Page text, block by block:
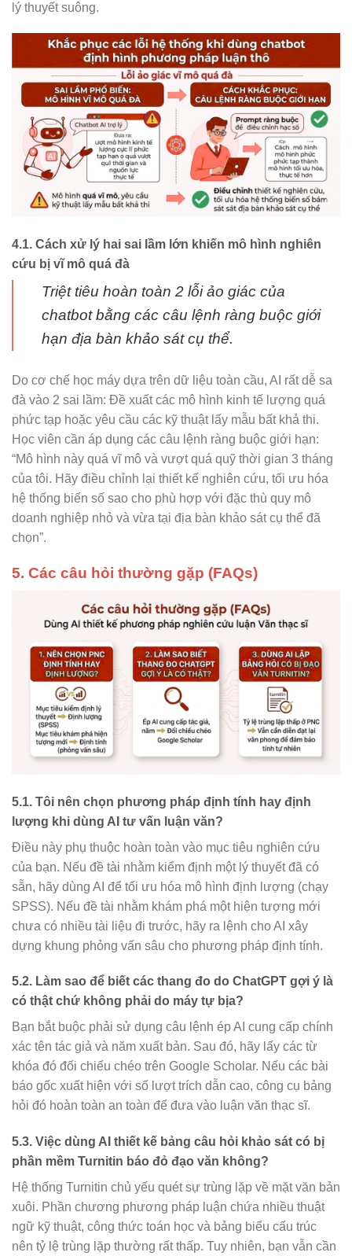
lý thuyết suông.
4.1. Cách xử lý hai sai lầm lớn khiến mô hình nghiên
cứu bị vĩ mô quá đà
Triệt tiêu hoàn toàn 2 lỗi ảo giác của
chatbot bằng các câu lệnh ràng buộc giới
hạn địa bàn khảo sát cụ thể.
Do cơ chế học máy dựa trên dữ liệu toàn cầu, AI rất dễ sa
đà vào 2 sai lầm: Đề xuất các mô hình kinh tế lượng quá
phức tạp hoặc yêu cầu các kỹ thuật lấy mẫu bất khả thi.
Học viên cần áp dụng các câu lệnh ràng buộc giới hạn:
“Mô hình này quá vĩ mô và vượt quá quỹ thời gian 3 tháng
của tôi. Hãy điều chỉnh lại thiết kế nghiên cứu, tối ưu hóa
hệ thống biến số sao cho phù hợp với đặc thù quy mô
doanh nghiệp nhỏ và vừa tại địa bàn khảo sát cụ thể đã
chọn”.
5. Các câu hỏi thường gặp (FAQs)
5.1. Tôi nên chọn phương pháp định tính hay định
lượng khi dùng AI tư vấn luận văn?
Điều này phụ thuộc hoàn toàn vào mục tiêu nghiên cứu
của bạn. Nếu đề tài nhằm kiểm định một lý thuyết đã có
sẵn, hãy dùng AI để tối ưu hóa mô hình định lượng (chạy
SPSS). Nếu đề tài nhằm khám phá một hiện tượng mới
chưa có nhiều tài liệu đi trước, hãy ra lệnh cho AI xây
dựng khung phỏng vấn sâu cho phương pháp định tính.
5.2. Làm sao để biết các thang đo do ChatGPT gợi ý là
có thật chứ không phải do máy tự bịa?
Bạn bắt buộc phải sử dụng câu lệnh ép AI cung cấp chính
xác tên tác giả và năm xuất bản. Sau đó, hãy lấy các từ
khóa đó đối chiếu chéo trên Google Scholar. Nếu các bài
báo gốc xuất hiện với số lượt trích dẫn cao, công cụ bảng
hỏi đó hoàn toàn an toàn để đưa vào luận văn thạc sĩ.
5.3. Việc dùng AI thiết kế bảng câu hỏi khảo sát có bị
phần mềm Turnitin báo đỏ đạo văn không?
Hệ thống Turnitin chủ yếu quét sự trùng lặp về mặt văn bản
xuôi. Phần chương phương pháp luận chứa nhiều thuật
ngữ kỹ thuật, công thức toán học và bảng biểu cấu trúc
nên tỷ lệ trùng lặp thường rất thấp. Tuy nhiên, bạn vẫn cần